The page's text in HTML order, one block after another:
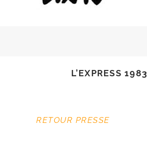
L’EXPRESS 1983
RETOUR PRESSE